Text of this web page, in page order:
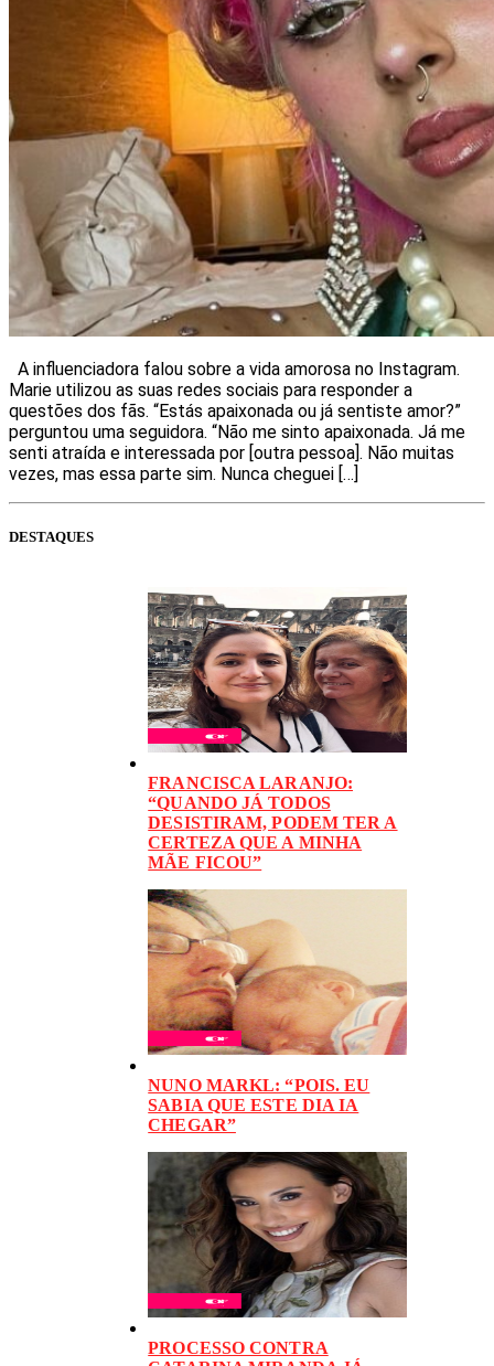
A influenciadora falou sobre a vida amorosa no Instagram.
Marie utilizou as suas redes sociais para responder a
questões dos fãs. “Estás apaixonada ou já sentiste amor?”
perguntou uma seguidora. “Não me sinto apaixonada. Já me
senti atraída e interessada por [outra pessoa]. Não muitas
vezes, mas essa parte sim. Nunca cheguei […]
DESTAQUES
FRANCISCA LARANJO:
“QUANDO JÁ TODOS
DESISTIRAM, PODEM TER A
CERTEZA QUE A MINHA
MÃE FICOU”
NUNO MARKL: “POIS. EU
SABIA QUE ESTE DIA IA
CHEGAR”
PROCESSO CONTRA